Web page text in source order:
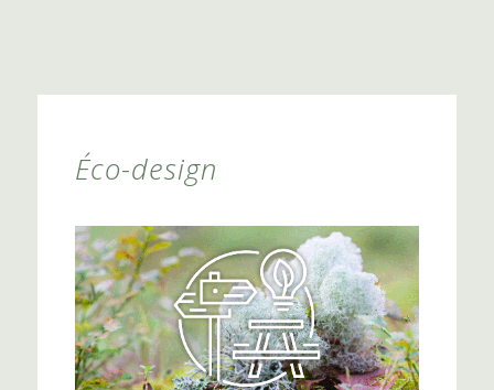
Éco-design